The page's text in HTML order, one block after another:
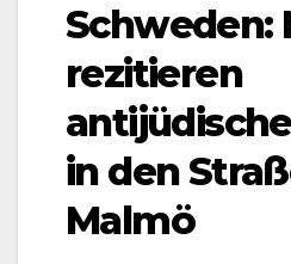
Schweden:
rezitieren
in den
Malmö